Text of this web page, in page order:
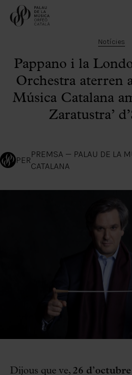
Notícies
Pappano i la
Orchestra aterren
Música Catalana
Zaratustra’
PER
PREMSA — PALAU DE LA
CATALANA
Dijous que ve, 26 d’octubre